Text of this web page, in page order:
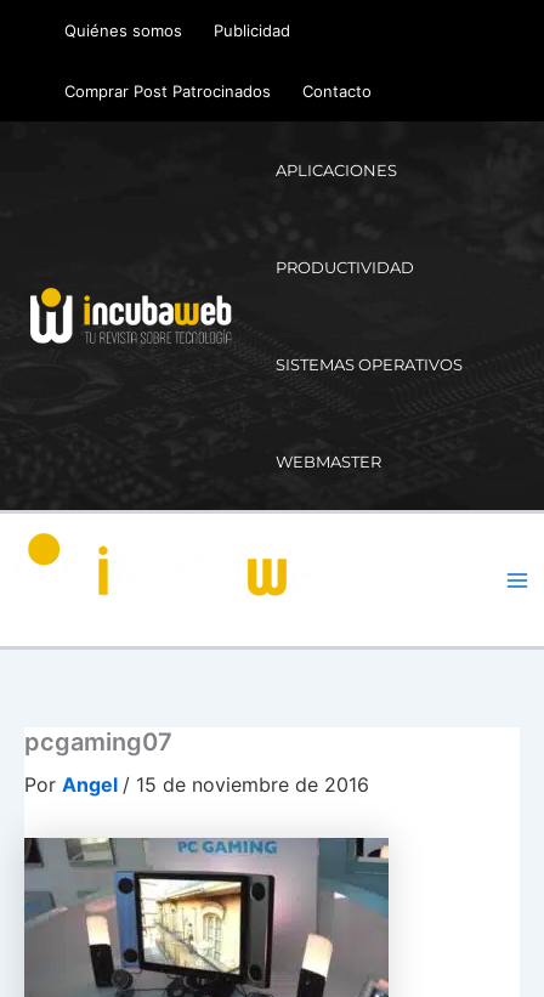
Quiénes somos Publicidad
Comprar Post Patrocinados Contacto
APLICACIONES
PRODUCTIVIDAD
SISTEMAS OPERATIVOS
WEBMASTER
pcgaming07
Por Angel / 15 de noviembre de 2016